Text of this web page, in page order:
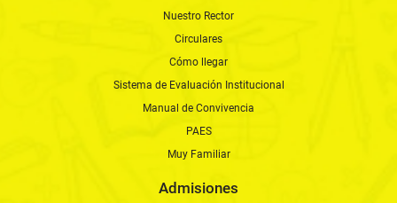
Nuestro Rector
Circulares
Cómo llegar
Sistema de Evaluación Institucional
Manual de Convivencia
PAES
Muy Familiar
Admisiones